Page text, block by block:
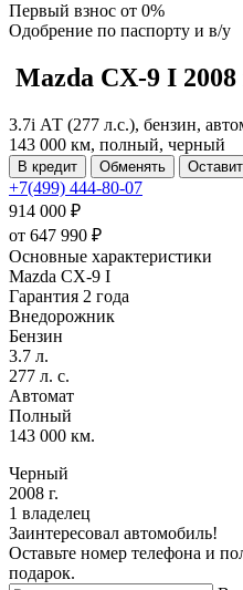
Первый взнос от 0%
Одобрение по паспорту и в/у
Mazda CX-9 I 2008
3.7i АТ (277 л.с.), бензин,
143 000 км, полный, черный
В кредит Обменять
+7(499) 444-80-07
914 000 ₽
от 647 990 ₽
Основные характеристики
Mazda CX-9 I
Гарантия 2 года
Внедорожник
Бензин
3.7 л.
277 л. с.
Автомат
Полный
143 000 км.
Черный
2008 г.
1 владелец
Заинтересовал автомобиль!
Оставьте номер телефона и
подарок.